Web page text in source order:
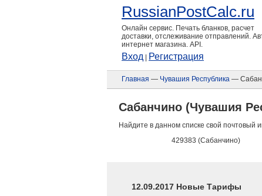
RussianPostCalc.ru
Онлайн сервис. Печать бланков, расчет
доставки, отслеживание отправлений.
интернет магазина. API.
Вход Регистрация
Главная — Чувашия Республика —
Сабанчино (Чувашия
Найдите в данном списке свой почтовый
429383 (Сабанчино)
12.09.2017 Новые Тарифы